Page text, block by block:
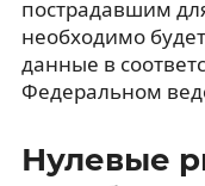
пострадавшим
необходимо
данные в
Федеральном
Нулевые